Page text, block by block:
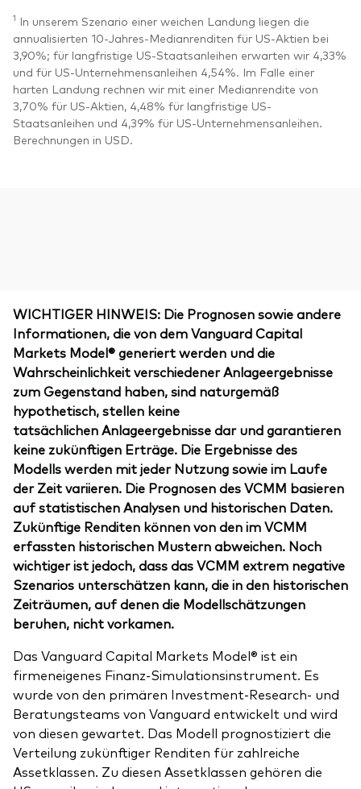
1 In unserem Szenario einer weichen Landung liegen die
annualisierten 10-Jahres-Medianrenditen für US-Aktien bei
3,90%; für langfristige US-Staatsanleihen erwarten wir 4,33%
und für US-Unternehmensanleihen 4,54%. Im Falle einer
harten Landung rechnen wir mit einer Medianrendite von
3,70% für US-Aktien, 4,48% für langfristige US-
Staatsanleihen und 4,39% für US-Unternehmensanleihen.
Berechnungen in USD.
WICHTIGER HINWEIS: Die Prognosen sowie andere
Informationen, die von dem Vanguard Capital
Markets Model® generiert werden und die
Wahrscheinlichkeit verschiedener Anlageergebnisse
zum Gegenstand haben, sind naturgemäß
hypothetisch, stellen keine
tatsächlichen Anlageergebnisse dar und garantieren
keine zukünftigen Erträge. Die Ergebnisse des
Modells werden mit jeder Nutzung sowie im Laufe
der Zeit variieren. Die Prognosen des VCMM basieren
auf statistischen Analysen und historischen Daten.
Zukünftige Renditen können von den im VCMM
erfassten historischen Mustern abweichen. Noch
wichtiger ist jedoch, dass das VCMM extrem negative
Szenarios unterschätzen kann, die in den historischen
Zeiträumen, auf denen die Modellschätzungen
beruhen, nicht vorkamen.
Das Vanguard Capital Markets Model® ist ein
firmeneigenes Finanz-Simulationsinstrument. Es
wurde von den primären Investment-Research- und
Beratungsteams von Vanguard entwickelt und wird
von diesen gewartet. Das Modell prognostiziert die
Verteilung zukünftiger Renditen für zahlreiche
Assetklassen. Zu diesen Assetklassen gehören die